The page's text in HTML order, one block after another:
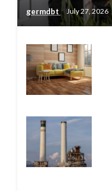
germdbt July 27, 2026